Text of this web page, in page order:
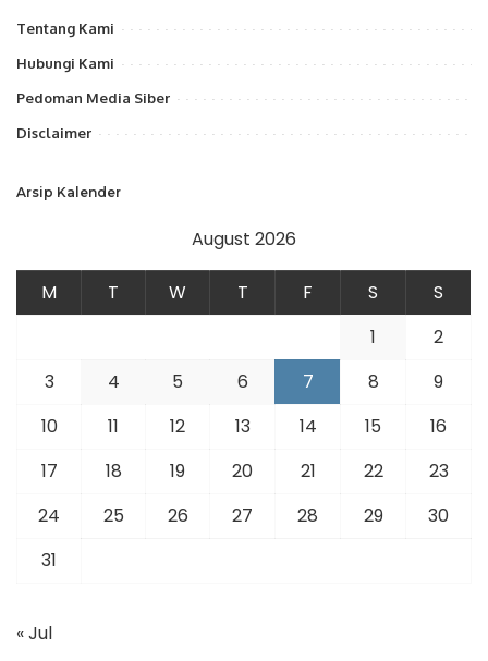
Tentang Kami
Hubungi Kami
Pedoman Media Siber
Disclaimer
Arsip Kalender
August 2026
M T W T F S
S
1
2
3
4 5 6 7 8
9
10
11 12 13 14 15
16
17
18 19 20 21 22
23
24
25 26 27 28 29
30
31
« Jul